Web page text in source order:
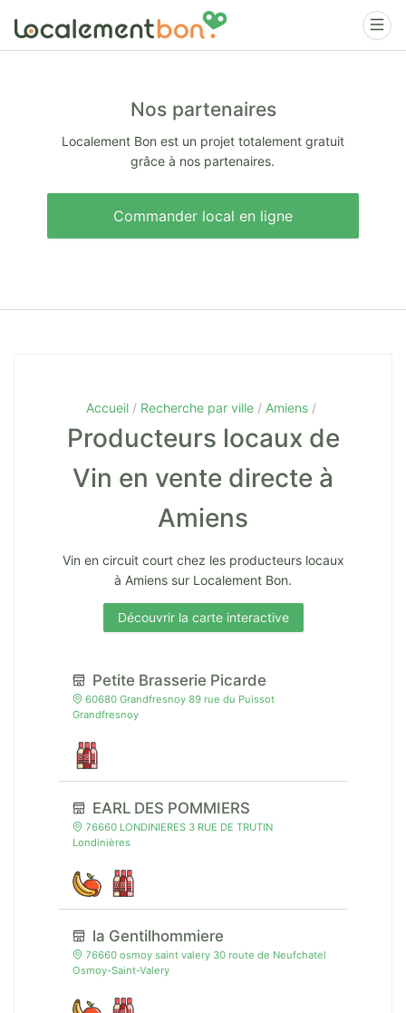
Nos partenaires
Localement Bon est un projet totalement gratuit
grâce à nos partenaires.
Commander local en ligne
Accueil Recherche par ville Amiens
Producteurs locaux de
Vin en vente directe à
Amiens
Vin en circuit court chez les producteurs locaux
à Amiens sur Localement Bon.
Découvrir la carte interactive
Petite Brasserie Picarde
60680 Grandfresnoy 89 rue du Puissot
Grandfresnoy
EARL DES POMMIERS
76660 LONDINIERES 3 RUE DE TRUTIN
Londinières
la Gentilhommiere
76660 osmoy saint valery 30 route de Neufchatel
Osmoy-Saint-Valery